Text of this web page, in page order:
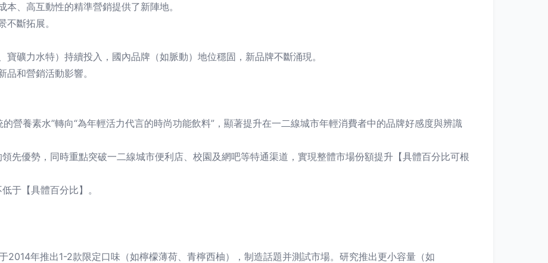
、高互動性的精準營銷提供了新陣地。
斷拓展。
礦力水特）持續投入，國內品牌（如脈動）地位穩固，新品牌不斷涌現。
和營銷活動影響。
營養素水”轉向“為年輕活力代言的時尚功能飲料”，顯著提升在一二線城市年輕消費者中的品牌好感度與辨識
先優勢，同時重點突破一二線城市便利店、校園及網吧等特通渠道，實現整體市場份額提升【具體百分比可根
于【具體百分比】。
2014年推出1-2款限定口味（如檸檬薄荷、青檸西柚），制造話題并測試市場。研究推出更小容量（如